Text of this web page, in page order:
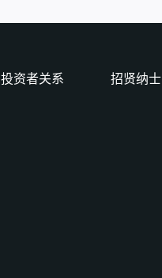
投资者关系 招贤纳士